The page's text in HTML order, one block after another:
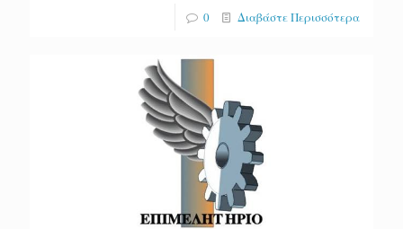
0 Διαβάστε Περισσότερα